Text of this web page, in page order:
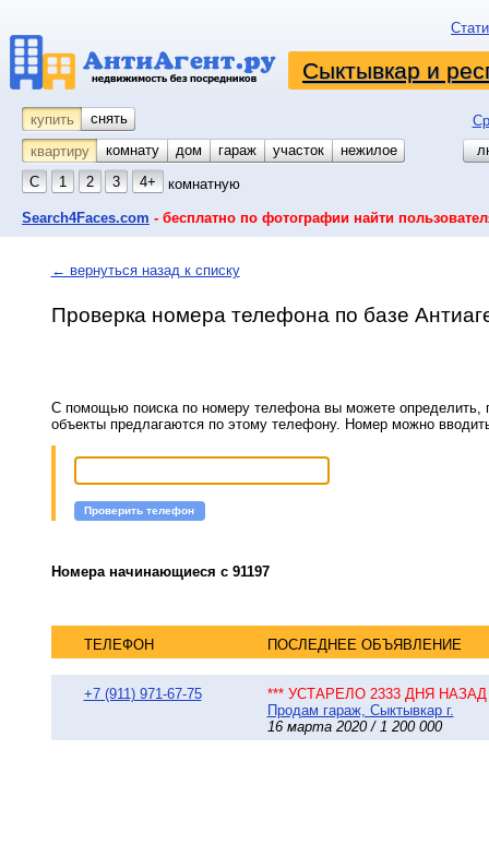
Сыктывкар и
купить снять
квартиру
комнату койко-место
дом гараж участок
нежилое
С
1 2 3 4+ комнатную
Search4Faces.com - бесплатно по фотографии найти
← вернуться назад к списку
Проверка номера телефона по базе
С помощью поиска по номеру телефона вы можете определить,
объекты предлагаются по этому телефону. Номер можно
Проверить телефон
Номера начинающиеся с 91197
ТЕЛЕФОН ПОСЛЕДНЕЕ ОБЪЯВЛЕНИЕ
+7 (911) 971-67-75
*** УСТАРЕЛО 2333 ДНЯ НАЗАД
Продам гараж, Сыктывкар г.
16 марта 2020 / 1 200 000